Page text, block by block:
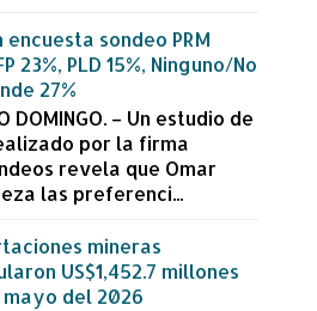
encuesta sondeo PRM
23%, PLD 15%, Ninguno/No
27%
DOMINGO. – Un estudio de
por la firma
revela que Omar
las preferenci...
mineras
US$1,452.7 millones
del 2026